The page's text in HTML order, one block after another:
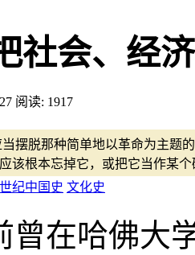
社会、经
阅读: 1917
摆脱那种简单地以革命为主题
该根本忘掉它，或把它当作某
纪中国史 文化史
曾在哈佛大